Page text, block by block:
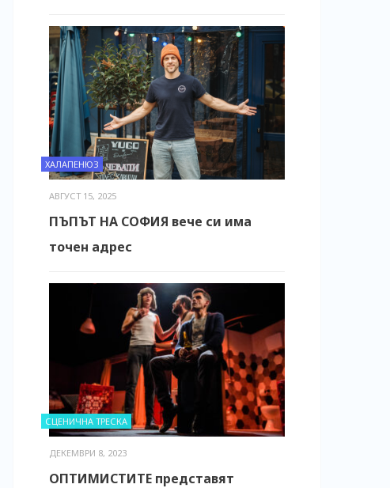
ХАЛАПЕНЮЗ
АВГУСТ 15, 2025
ПЪПЪТ НА СОФИЯ вече си има
точен адрес
СЦЕНИЧНА ТРЕСКА
ДЕКЕМВРИ 8, 2023
ОПТИМИСТИТЕ представят